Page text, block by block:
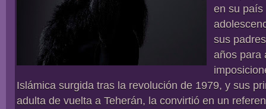
en su país
sus
años para
Islámica surgida tras la revolución de 1979, y sus
adulta de vuelta a Teherán, la convirtió en un